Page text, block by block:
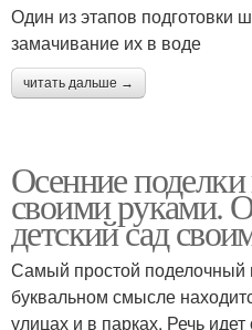
Один из этапов подготовки
замачивание их в воде
читать дальше →
Осенние поделки
своими руками.
детский сад
Самый простой поделочный
буквальном смысле
улицах и в парках. Речь